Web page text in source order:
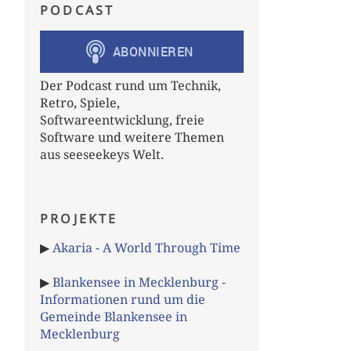
PODCAST
Der Podcast rund um Technik,
Retro, Spiele,
Softwareentwicklung, freie
Software und weitere Themen
aus seeseekeys Welt.
PROJEKTE
▶Akaria - A World Through Time
▶Blankensee in Mecklenburg -
Informationen rund um die
Gemeinde Blankensee in
Mecklenburg